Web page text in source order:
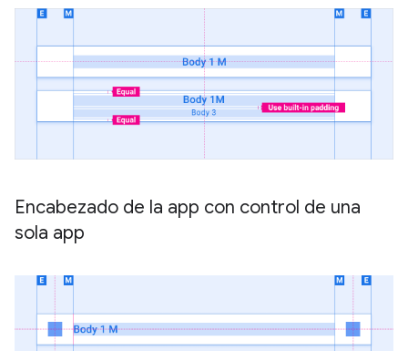
Encabezado de la app con control de una
sola app